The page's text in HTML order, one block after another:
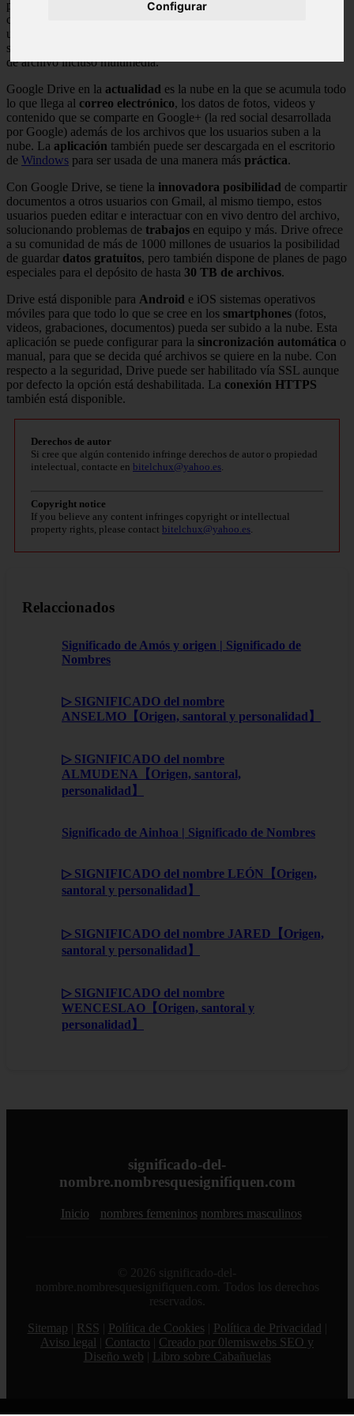
Configurar
para hacer lo mismo con presentaciones de
cálculo. Finalmente estos servicios se integrarían en uno solo con
una nube de
serviría para administrar no solo los documentos, sino cualquier tipo
de archivo incluso multimedia.
Google Drive en la actualidad es la nube en la que se acumula todo
lo que llega al correo electrónico, los datos de fotos, videos y
contenido que se comparte en Google+ (la red social desarrollada
por Google) además de los archivos que los usuarios suben a la
nube. La aplicación también puede ser descargada en el escritorio
de Windows para ser usada de una manera más práctica.
Con Google Drive, se tiene la innovadora posibilidad de compartir
documentos a otros usuarios con Gmail, al mismo tiempo, estos
usuarios pueden editar e interactuar con en vivo dentro del archivo,
solucionando problemas de trabajos en equipo y más. Drive ofrece
a su comunidad de más de 1000 millones de usuarios la posibilidad
de guardar datos gratuitos, pero también dispone de planes de pago
especiales para el depósito de hasta 30 TB de archivos.
Drive está disponible para Android e iOS sistemas operativos
móviles para que todo lo que se cree en los smartphones (fotos,
videos, grabaciones, documentos) pueda ser subido a la nube. Esta
aplicación se puede configurar para la sincronización automática o
manual, para que se decida qué archivos se quiere en la nube. Con
respecto a la seguridad, Drive puede ser habilitado vía SSL aunque
por defecto la opción está deshabilitada. La conexión HTTPS
también está disponible.
Derechos de autor
Si cree que algún contenido infringe derechos de autor o propiedad
intelectual, contacte en bitelchux@yahoo.es
Copyright notice
If you believe any content infringes copyright or intellectual
property rights, please contact bitelchux@yahoo.es
Relaccionados
Significado de Amós y origen | Significado de
Nombres
▷ SIGNIFICADO del nombre
ANSELMO【Origen, santoral y personalidad】
▷ SIGNIFICADO del nombre
ALMUDENA【Origen, santoral,
personalidad】
Significado de Ainhoa | Significado de Nombres
▷ SIGNIFICADO del nombre LEÓN【Origen,
santoral y personalidad】
▷ SIGNIFICADO del nombre JARED【Origen,
santoral y personalidad】
▷ SIGNIFICADO del nombre
WENCESLAO【Origen, santoral y
personalidad】
significado-del-
nombre.nombresquesignifiquen.com
Inicio nombres femeninos nombres masculinos
© 2026 significado-del-
nombre.nombresquesignifiquen.com. Todos los derechos
reservados.
Sitemap
RSS Política de Cookies Política de Privacidad
Aviso legal
Contacto
Creado por 0lemiswebs SEO y
Diseño web
Libro sobre Cabañuelas